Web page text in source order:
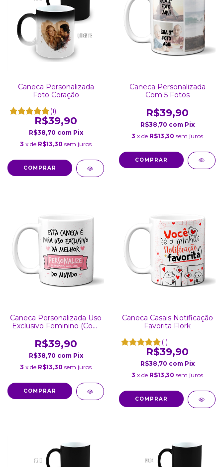
Caneca Personalizada
Foto Coração
(1)
R$39,90
R$38,70 com Pix
3 x de R$13,30 sem juros
COMPRAR
Caneca Personalizada
Com 5 Fotos
R$39,90
R$38,70 com Pix
3 x de R$13,30 sem juros
COMPRAR
Caneca Personalizada Uso
Exclusivo Feminino (Com
R$39,90
R$38,70 com Pix
3 x de R$13,30 sem juros
COMPRAR
Caneca Casais Notificação
Favorita Flork
(1)
R$39,90
R$38,70 com Pix
3 x de R$13,30 sem juros
COMPRAR